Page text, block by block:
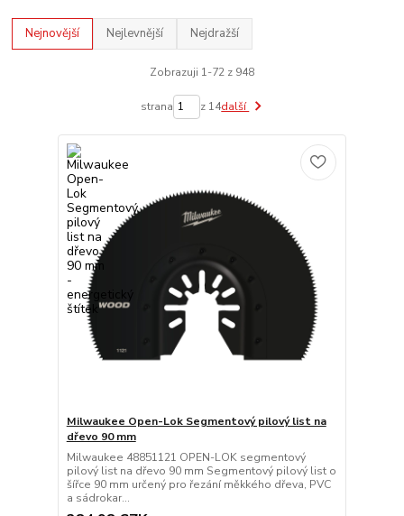
Nejnovější Nejlevnější Nejdražší
Zobrazuji 1-72 z 948
strana z 14další
Milwaukee Open-Lok Segmentový pilový list na
dřevo 90 mm
Milwaukee 48851121 OPEN-LOK segmentový
pilový list na dřevo 90 mm Segmentový pilový list o
šířce 90 mm určený pro řezání měkkého dřeva, PVC
a sádrokar...